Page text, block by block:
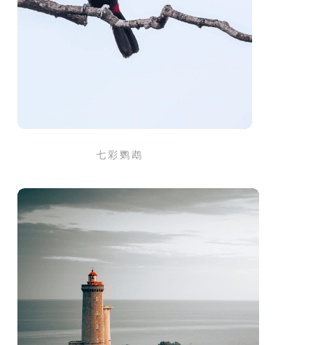
七 彩 鹦 鹉